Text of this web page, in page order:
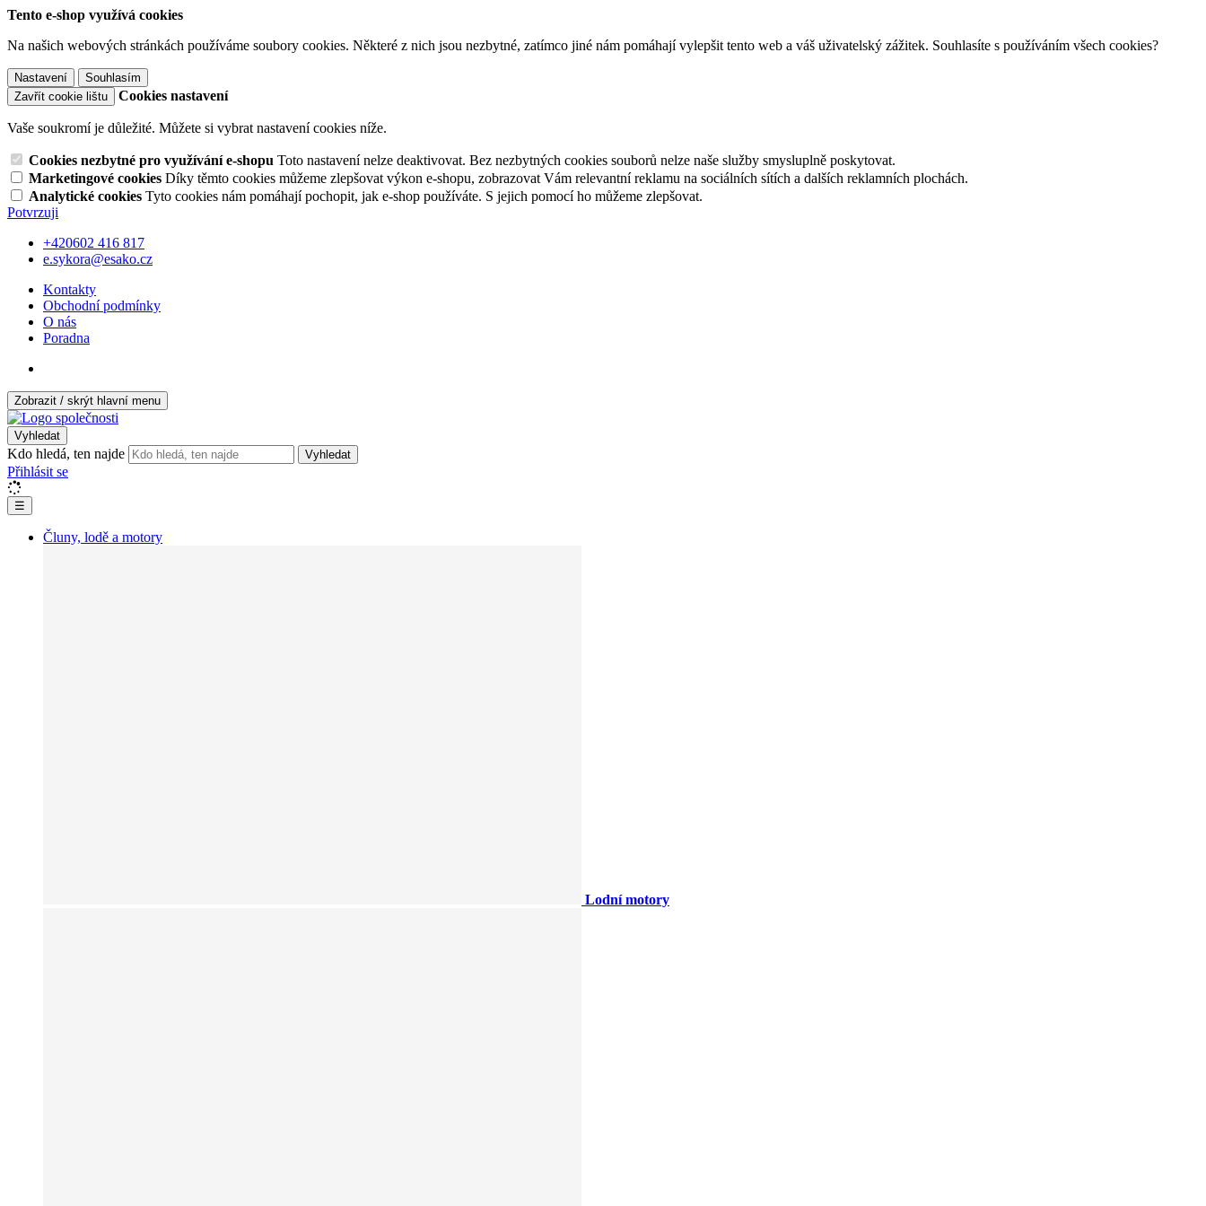
Tento e-shop využívá cookies
Na našich webových stránkách používáme soubory cookies. Některé z nich jsou nezbytné, zatímco jiné nám pomáhají vylepšit tento web a váš uživatelský zážitek. Souhlasíte s používáním všech cookies?
Nastavení
Souhlasím
Zavřít cookie lištu
Cookies nastavení
Vaše soukromí je důležité. Můžete si vybrat nastavení cookies níže.
Cookies nezbytné pro využívání e-shopu Toto nastavení nelze deaktivovat. Bez nezbytných cookies souborů nelze naše služby smysluplně poskytovat.
Marketingové cookies Díky těmto cookies můžeme zlepšovat výkon e-shopu, zobrazovat Vám relevantní reklamu na sociálních sítích a dalších reklamních plochách.
Analytické cookies Tyto cookies nám pomáhají pochopit, jak e-shop používáte. S jejich pomocí ho můžeme zlepšovat.
Potvrzuji
+420602 416 817
e.sykora@esako.cz
Kontakty
Obchodní podmínky
O nás
Poradna
Zobrazit / skrýt hlavní menu
Vyhledat
Kdo hledá, ten najde Vyhledat
Přihlásit se
☰
Čluny, lodě a motory
Lodní motory